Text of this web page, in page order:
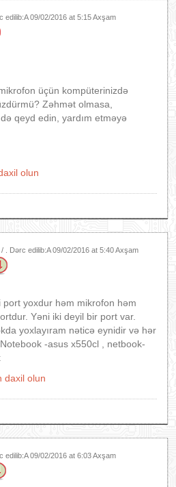
edilib:A09/02/2016 at 5:15 Axşam
üçün kompüterinizdə
Zəhmət olmasa,
qeyd edin, yardım etməyə
olun
/ . Dərc edilib:A09/02/2016 at 5:40 Axşam
port yoxdur həm mikrofon həm
Yəni iki deyil bir port var.
yoxlayıram nəticə eynidir və hər
-asus x550cl , netbook-
daxil olun
edilib:A09/02/2016 at 6:03 Axşam